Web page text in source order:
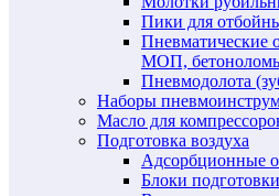
Пики для
Пневматические
МОП,
Пневмодолота
Наборы
Масло для
Подготовка воздуха
Адсорбционные
Блоки